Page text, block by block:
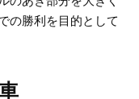
の勝利を目的として